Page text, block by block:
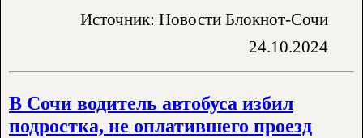
Источник: Новости Блокнот-Сочи
24.10.2024
В Сочи водитель автобуса избил
подростка, не оплатившего проезд